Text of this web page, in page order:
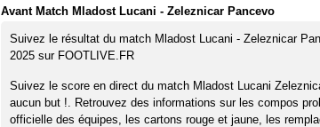
Avant Match Mladost Lucani - Zeleznicar Pancevo
Suivez le résultat du match Mladost Lucani - Zeleznicar
2025 sur FOOTLIVE.FR
Suivez le score en direct du match Mladost Lucani
aucun but !. Retrouvez des informations sur les compos
officielle des équipes, les cartons rouge et jaune, les